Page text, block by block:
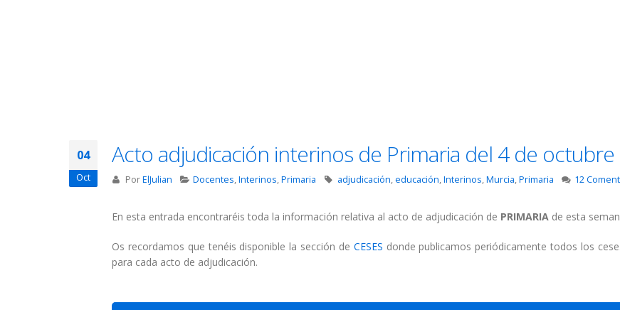
04
Oct
Acto adjudicación interinos de Primaria del 4 de octubre
PorElJulian Docentes,Interinos,Primaria adjudicación,educación,Interinos,Murcia,Primaria 12
En esta entrada encontraréis toda la información relativa al acto de adjudicación de PRIMARIA de esta
Os recordamos que tenéis disponible la sección de CESES donde publicamos periódicamente todos los
para cada acto de adjudicación.